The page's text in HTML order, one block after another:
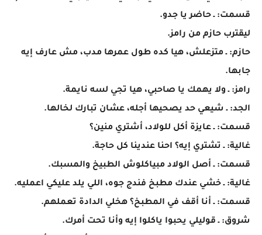
قسمت: ـ حاضر يا جدو.
ليقترب حازم من رامز.
حازم: ـ متزعلش، هيا كده طول عمرها مدب، مش عارف إيه
جابها.
رامز: ـ ولا يهمك يا صاحبي، هيا تجي لسه نايمة.
الجد: ـ شيعي حد يصحيها أجله، عشان تبارك لخالها.
قسمت: ـ عايزة أكل للولاد، أشتري منين؟
غالية: ـ تشتري إيه؟ احنا عندينا كل حاجة.
قسمت: ـ أصل الولاد مبياكلوش الطبيخ والمسبك.
غالية: ـ خشي عندك مطبخ فندج جوه، اللي يلد عليكي اعمليه.
قسمت: ـ أنا أقف في المطبخ؟ هخلي الدادة تعملهم.
شروق: ـ قوليلي يحبوا ياكلوا إيه وأنا تحت أمرك.